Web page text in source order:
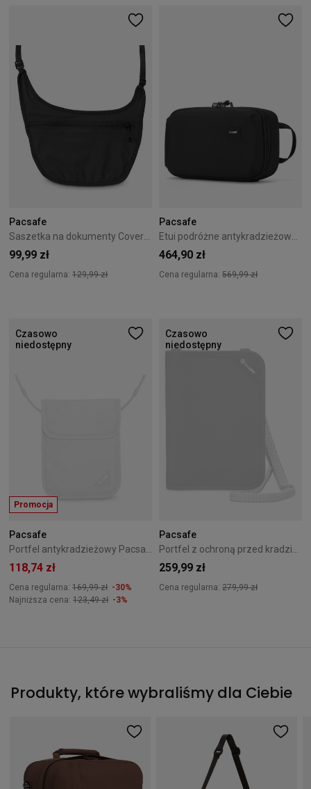
Pacsafe
99,99 zł
Cena regularna: 129,99 zł
Pacsafe
464,90 zł
Cena regularna: 569,99 zł
Czasowo
niedostępny
Promocja
Pacsafe
118,74 zł
Cena regularna: 169,99 zł -30%
Najniższa cena: 123,49 zł -3%
Czasowo
niedostępny
Pacsafe
259,99 zł
Cena regularna: 279,99 zł
Produkty, które wybraliśmy dla Ciebie